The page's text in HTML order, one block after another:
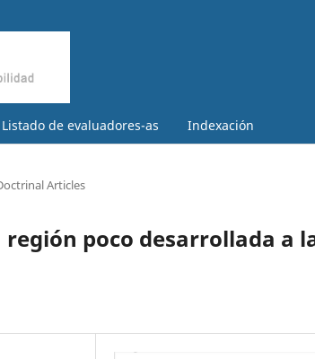
Listado de evaluadores-as Indexación
Articles
poco desarrollada a